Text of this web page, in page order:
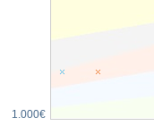
1.000€